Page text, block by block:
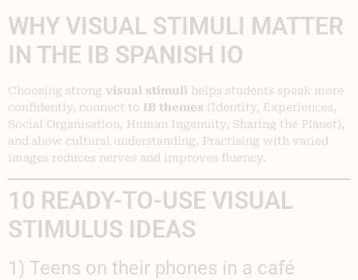
WHY VISUAL STIMULI MATTER
IN THE IB SPANISH IO
Choosing strong visual stimuli helps students speak more
confidently, connect to IB themes (Identity, Experiences,
Social Organisation, Human Ingenuity, Sharing the Planet),
and show cultural understanding. Practising with varied
images reduces nerves and improves fluency.
10 READY-TO-USE VISUAL
STIMULUS IDEAS
1) Teens on their phones in a café